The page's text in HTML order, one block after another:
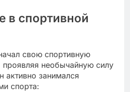
в спортивной
свою спортивную
проявляя необычайную силу
активно занимался
спорта: